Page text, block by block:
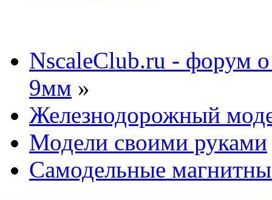
NscaleClub.ru - форум
9мм »
Железнодорожный
Модели своими руками
Самодельные